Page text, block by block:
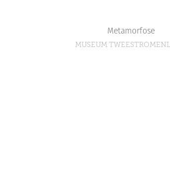
Metamorfose
MUSEUM